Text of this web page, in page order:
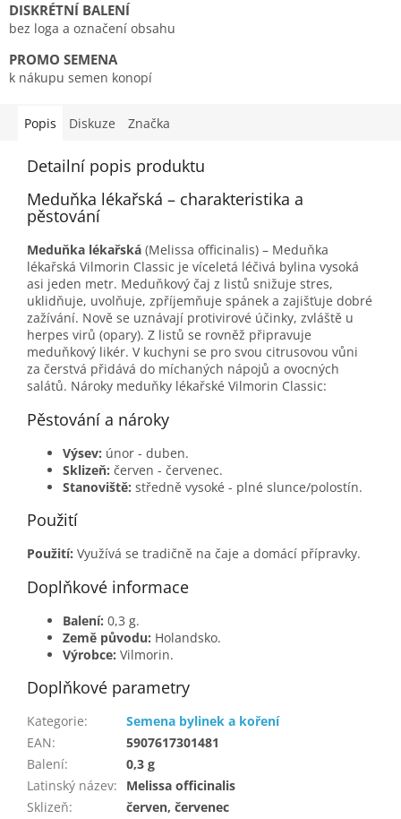
DISKRÉTNÍ BALENÍ
bez loga a označení obsahu
PROMO SEMENA
k nákupu semen konopí
Popis Diskuze Značka
Detailní popis produktu
Meduňka lékařská – charakteristika a
pěstování
Meduňka lékařská (Melissa officinalis) – Meduňka
lékařská Vilmorin Classic je víceletá léčivá bylina vysoká
asi jeden metr. Meduňkový čaj z listů snižuje stres,
uklidňuje, uvolňuje, zpříjemňuje spánek a zajišťuje dobré
zažívání. Nově se uznávají protivirové účinky, zvláště u
herpes virů (opary). Z listů se rovněž připravuje
meduňkový likér. V kuchyni se pro svou citrusovou vůni
za čerstvá přidává do míchaných nápojů a ovocných
salátů. Nároky meduňky lékařské Vilmorin Classic:
Pěstování a nároky
Výsev: únor - duben.
Sklizeň: červen - červenec.
Stanoviště: středně vysoké - plné slunce/polostín.
Použití
Použití: Využívá se tradičně na čaje a domácí přípravky.
Doplňkové informace
Balení: 0,3 g.
Země původu: Holandsko.
Výrobce: Vilmorin.
Doplňkové parametry
Kategorie:
Semena bylinek a koření
EAN:
5907617301481
Balení:
0,3 g
Latinský název:
Melissa officinalis
Sklizeň:
červen, červenec